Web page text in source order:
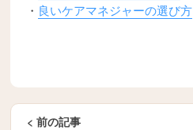
・ 良いケアマネジャーの選び方
< 前の記事